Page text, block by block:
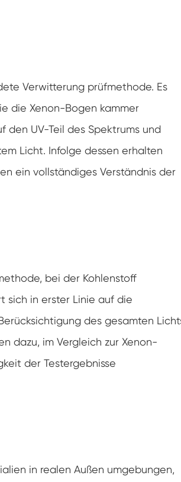
prüfungs kammer
Umwelt Prüf kammer
kammer
Kammer
kammer
Verwitterung prüfmethode. Es
die Xenon-Bogen kammer
den UV-Teil des Spektrums und
Licht. Infolge dessen erhalten
ein vollständiges Verständnis der
bei der Kohlenstoff
sich in erster Linie auf die
des gesamten
dazu, im Vergleich zur Xenon-
der Testergebnisse
in realen Außen umgebungen,